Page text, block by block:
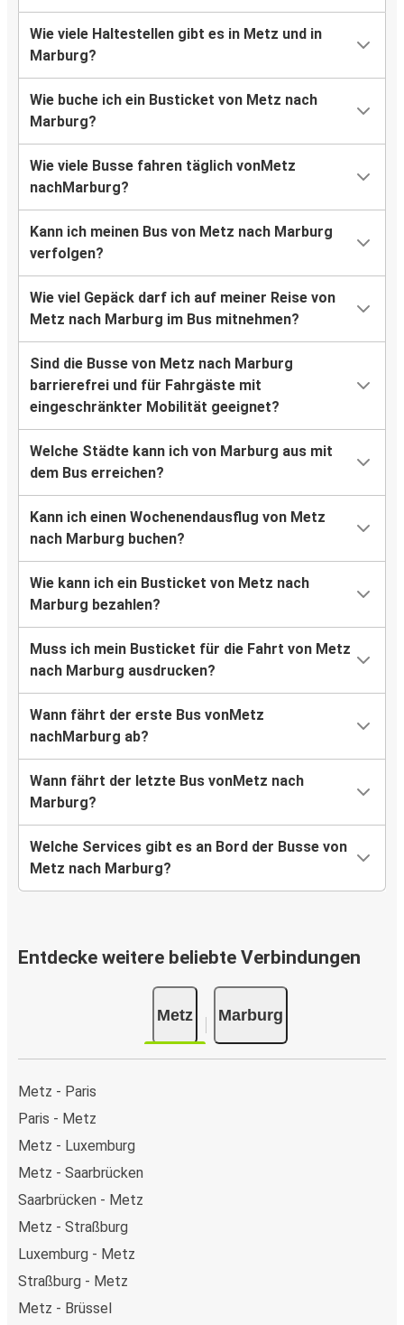
Wie viele Haltestellen gibt es in Metz und in
Marburg?
Wie buche ich ein Busticket von Metz nach
Marburg?
Wie viele Busse fahren täglich vonMetz
nachMarburg?
Kann ich meinen Bus von Metz nach Marburg
verfolgen?
Wie viel Gepäck darf ich auf meiner Reise von
Metz nach Marburg im Bus mitnehmen?
Sind die Busse von Metz nach Marburg
barrierefrei und für Fahrgäste mit
eingeschränkter Mobilität geeignet?
Welche Städte kann ich von Marburg aus mit
dem Bus erreichen?
Kann ich einen Wochenendausflug von Metz
nach Marburg buchen?
Wie kann ich ein Busticket von Metz nach
Marburg bezahlen?
Muss ich mein Busticket für die Fahrt von Metz
nach Marburg ausdrucken?
Wann fährt der erste Bus vonMetz
nachMarburg ab?
Wann fährt der letzte Bus vonMetz nach
Marburg?
Welche Services gibt es an Bord der Busse von
Metz nach Marburg?
Entdecke weitere beliebte Verbindungen
Metz Marburg
Metz - Paris
Paris - Metz
Metz - Luxemburg
Metz - Saarbrücken
Saarbrücken - Metz
Metz - Straßburg
Luxemburg - Metz
Straßburg - Metz
Metz - Brüssel